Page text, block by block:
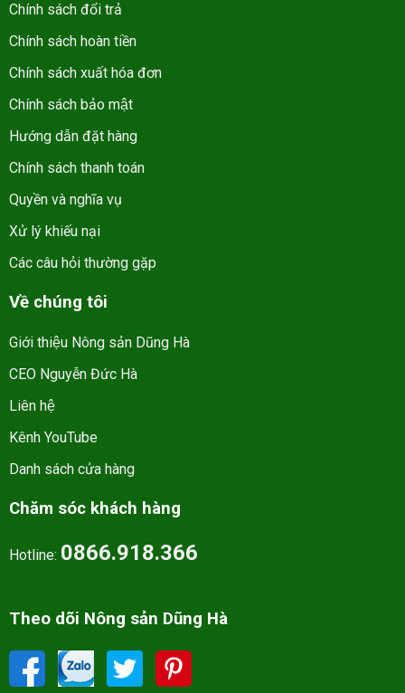
Chính sách đổi trả
Chính sách hoàn tiền
Chính sách xuất hóa đơn
Chính sách bảo mật
Hướng dẫn đặt hàng
Chính sách thanh toán
Quyền và nghĩa vụ
Xử lý khiếu nại
Các câu hỏi thường gặp
Về chúng tôi
Giới thiệu Nông sản Dũng Hà
CEO Nguyễn Đức Hà
Liên hệ
Kênh YouTube
Danh sách cửa hàng
Chăm sóc khách hàng
Hotline: 0866.918.366
Theo dõi Nông sản Dũng Hà